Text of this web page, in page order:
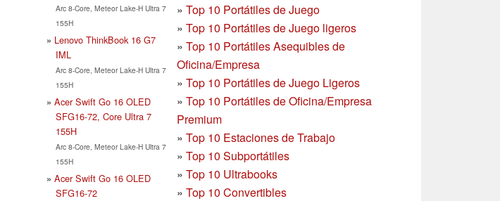
Arc 8-Core, Meteor Lake-H Ultra 7
155H
Lenovo ThinkBook 16 G7
IML
Arc 8-Core, Meteor Lake-H Ultra 7
155H
Acer Swift Go 16 OLED
SFG16-72, Core Ultra 7
155H
Arc 8-Core, Meteor Lake-H Ultra 7
155H
Acer Swift Go 16 OLED
SFG16-72
» Top 10 Portátiles de Juego
» Top 10 Portátiles de Juego ligeros
» Top 10 Portátiles Asequibles de
Oficina/Empresa
» Top 10 Portátiles de Juego Ligeros
» Top 10 Portátiles de Oficina/Empresa
Premium
» Top 10 Estaciones de Trabajo
» Top 10 Subportátiles
» Top 10 Ultrabooks
» Top 10 Convertibles